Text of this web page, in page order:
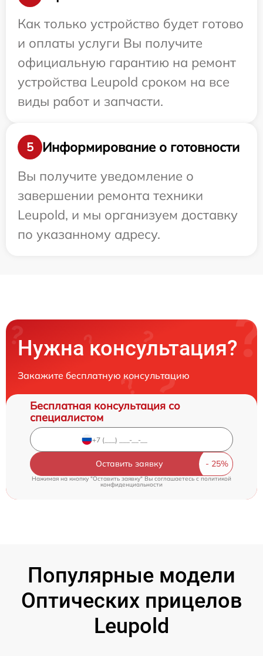
Как только устройство будет готово
и оплаты услуги Вы получите
официальную гарантию на ремонт
устройства Leupold сроком на все
виды работ и запчасти.
5
Информирование о готовности
Вы получите уведомление о
завершении ремонта техники
Leupold, и мы организуем доставку
по указанному адресу.
Нужна консультация?
Закажите бесплатную консультацию
Бесплатная консультация со
специалистом
Оставить заявку
Нажимая на кнопку "Оставить заявку" Вы соглашаетесь c политикой
конфиденциальности
Популярные модели
Оптических прицелов
Leupold